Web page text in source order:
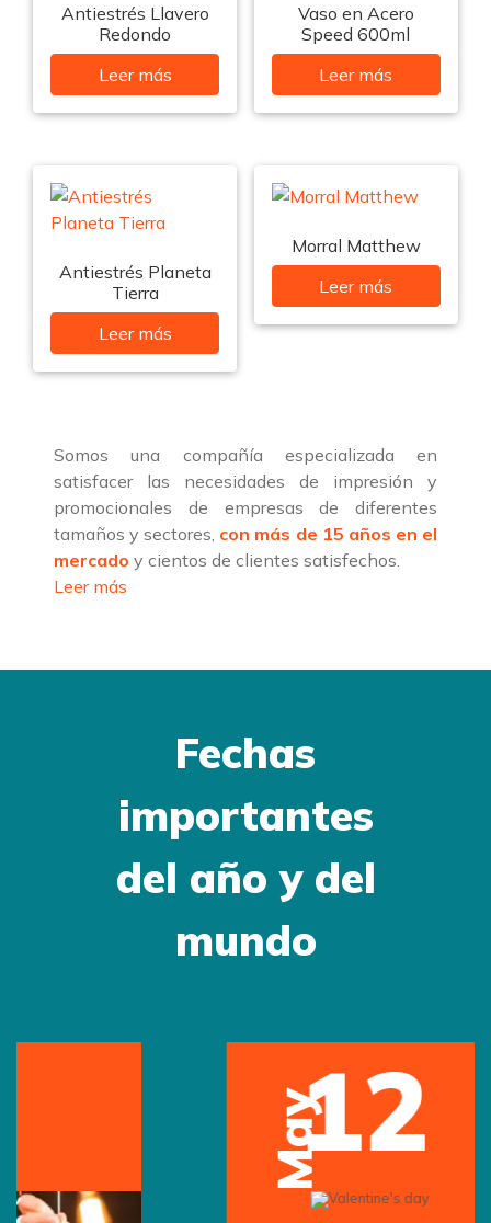
Antiestrés Llavero
Redondo
Leer más
Vaso en Acero
Speed 600ml
Leer más
Antiestrés Planeta
Tierra
Leer más
Morral Matthew
Leer más
Somos una compañía especializada en
satisfacer las necesidades de impresión y
promocionales de empresas de diferentes
tamaños y sectores, con más de 15 años en el
mercado y cientos de clientes satisfechos.
Leer más
Fechas
importantes
del año y del
mundo
12